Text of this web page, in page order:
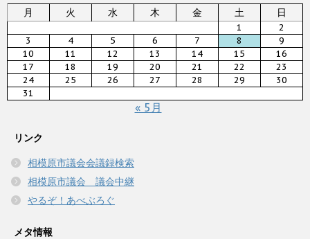
月
火 水 木 金 土 日
1
2
3
4 5 6 7 8
9
10
11 12 13 14 15
16
17
18 19 20 21 22
23
24
25 26 27 28 29
30
31
« 5月
リンク
相模原市議会会議録検索
相模原市議会 議会中継
やるぞ！あべぶろぐ
メタ情報